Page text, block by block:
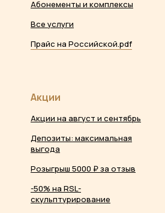
Абонементы и комплексы
Все услуги
Прайс на Российской.pdf
Акции
Акции на август и сентябрь
Депозиты: максимальная
выгода
Розыгрыш 5000 ₽ за отзыв
-50% на RSL-
скульптурирование